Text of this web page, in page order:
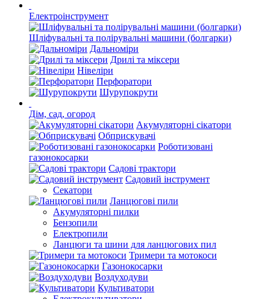
Електроінструмент
Шліфувальні та полірувальні машини (болгарки)
Дальноміри
Дрилі та міксери
Нівеліри
Перфоратори
Шурупокрути
Дім, сад, огород
Акумуляторні сікатори
Обприскувачі
Роботизовані
газонокосарки
Садові трактори
Садовий інструмент
Секатори
Ланцюгові пили
Акумуляторні пилки
Бензопили
Електропили
Ланцюги та шини для ланцюгових пил
Тримери та мотокоси
Газонокосарки
Воздуходуви
Культиватори